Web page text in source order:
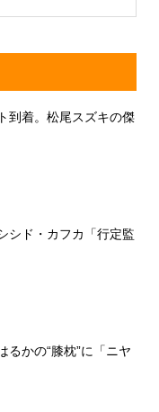
到着。松尾スズキの傑
シド・カフカ「行定監
るかの“膝枕”に「ニヤ